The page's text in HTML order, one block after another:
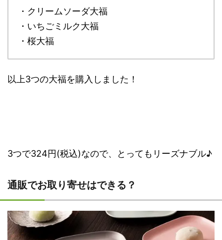
・クリームソーダ大福
・いちごミルク大福
・桜大福
以上3つの大福を購入しました！
3つで324円(税込)なので、とってもリーズナブル♪
通販でお取り寄せはできる？